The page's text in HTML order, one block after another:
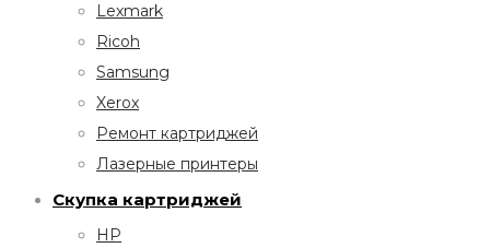
Lexmark
Ricoh
Samsung
Xerox
Ремонт картриджей
Лазерные принтеры
Скупка картриджей
HP